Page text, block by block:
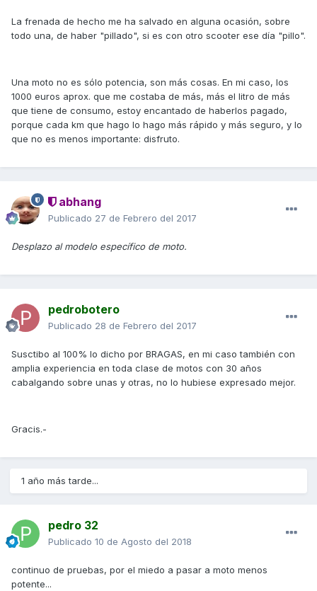
La frenada de hecho me ha salvado en alguna ocasión, sobre
todo una, de haber "pillado", si es con otro scooter ese día "pillo".
Una moto no es sólo potencia, son más cosas. En mi caso, los
1000 euros aprox. que me costaba de más, más el litro de más
que tiene de consumo, estoy encantado de haberlos pagado,
porque cada km que hago lo hago más rápido y más seguro, y lo
que no es menos importante: disfruto.
abhang
Publicado 27 de Febrero del 2017
Desplazo al modelo específico de moto.
pedrobotero
Publicado 28 de Febrero del 2017
Susctibo al 100% lo dicho por BRAGAS, en mi caso también con
amplia experiencia en toda clase de motos con 30 años
cabalgando sobre unas y otras, no lo hubiese expresado mejor.
Gracis.-
1 año más tarde...
pedro 32
Publicado 10 de Agosto del 2018
continuo de pruebas, por el miedo a pasar a moto menos
potente...